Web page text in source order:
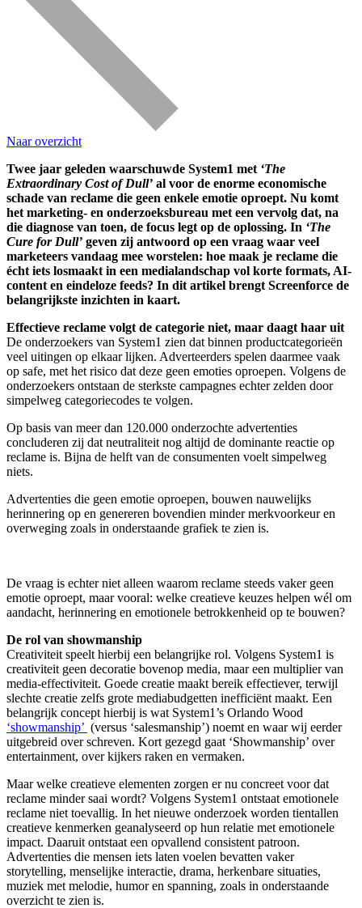
Naar overzicht
Twee jaar geleden waarschuwde System1 met ‘The
Extraordinary Cost of Dull’ al voor de enorme economische
schade van reclame die geen enkele emotie oproept. Nu komt
het marketing- en onderzoeksbureau met een vervolg dat, na
die diagnose van toen, de focus legt op de oplossing. In ‘The
Cure for Dull’ geven zij antwoord op een vraag waar veel
marketeers vandaag mee worstelen: hoe maak je reclame die
écht iets losmaakt in een medialandschap vol korte formats, AI-
content en eindeloze feeds? In dit artikel brengt Screenforce de
belangrijkste inzichten in kaart.
Effectieve reclame volgt de categorie niet, maar daagt haar uit
De onderzoekers van System1 zien dat binnen productcategorieën
veel uitingen op elkaar lijken. Adverteerders spelen daarmee vaak
op safe, met het risico dat deze geen emoties oproepen. Volgens de
onderzoekers ontstaan de sterkste campagnes echter zelden door
simpelweg categoriecodes te volgen.
Op basis van meer dan 120.000 onderzochte advertenties
concluderen zij dat neutraliteit nog altijd de dominante reactie op
reclame is. Bijna de helft van de consumenten voelt simpelweg
niets.
Advertenties die geen emotie oproepen, bouwen nauwelijks
herinnering op en genereren bovendien minder merkvoorkeur en
overweging zoals in onderstaande grafiek te zien is.
De vraag is echter niet alleen waarom reclame steeds vaker geen
emotie oproept, maar vooral: welke creatieve keuzes helpen wél om
aandacht, herinnering en emotionele betrokkenheid op te bouwen?
De rol van showmanship
Creativiteit speelt hierbij een belangrijke rol. Volgens System1 is
creativiteit geen decoratie bovenop media, maar een multiplier van
media-effectiviteit. Goede creatie maakt bereik effectiever, terwijl
slechte creatie zelfs grote mediabudgetten inefficiënt maakt. Een
belangrijk concept hierbij is wat System1’s Orlando Wood
‘showmanship’ (versus ‘salesmanship’) noemt en waar wij eerder
uitgebreid over schreven. Kort gezegd gaat ‘Showmanship’ over
entertainment, over kijkers raken en vermaken.
Maar welke creatieve elementen zorgen er nu concreet voor dat
reclame minder saai wordt? Volgens System1 ontstaat emotionele
reclame niet toevallig. In het nieuwe onderzoek worden tientallen
creatieve kenmerken geanalyseerd op hun relatie met emotionele
impact. Daaruit ontstaat een opvallend consistent patroon.
Advertenties die mensen iets laten voelen bevatten vaker
storytelling, menselijke interactie, drama, herkenbare situaties,
muziek met melodie, humor en spanning, zoals in onderstaande
overzicht te zien is.